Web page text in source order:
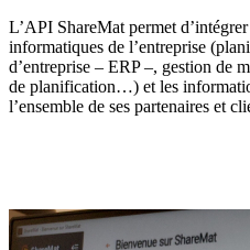
L’API ShareMat permet
informatiques de l’entreprise
d’entreprise – ERP –, gestion de
de planification…) et les
l’ensemble de ses partenaires et